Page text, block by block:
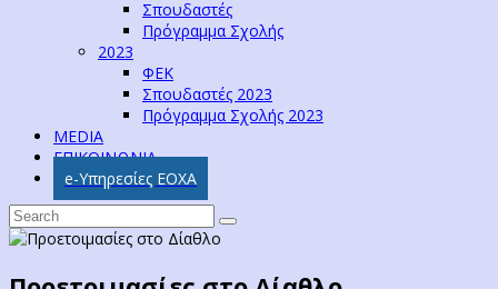
Σπουδαστές
Πρόγραμμα Σχολής
2023
ΦΕΚ
Σπουδαστές 2023
Πρόγραμμα Σχολής 2023
MEDIA
ΕΠΙΚΟΙΝΩΝΙΑ
e-Υπηρεσίες ΕΟΧΑ